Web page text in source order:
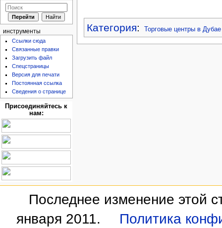
Категория: Торговые центры в Дубае
инструменты
Ссылки сюда
Связанные правки
Загрузить файл
Спецстраницы
Версия для печати
Постоянная ссылка
Сведения о странице
Присоединяйтесь к
нам:
Последнее изменение этой
января 2011.
Политика